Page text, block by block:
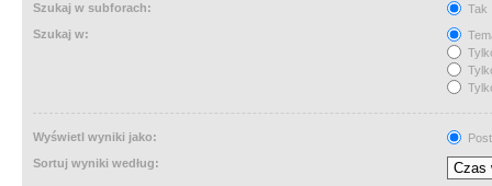
Szukaj w subforach:
Tak
Szukaj w:
Wyświetl wyniki jako:
Sortuj wyniki według: